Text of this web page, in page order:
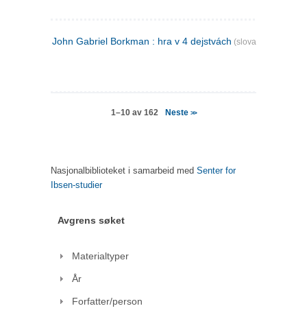
John Gabriel Borkman : hra v 4 dejstvách (slovakisk)
1–10 av 162 Neste >>
Nasjonalbiblioteket i samarbeid med Senter for
Ibsen-studier
Avgrens søket
Materialtyper
År
Forfatter/person